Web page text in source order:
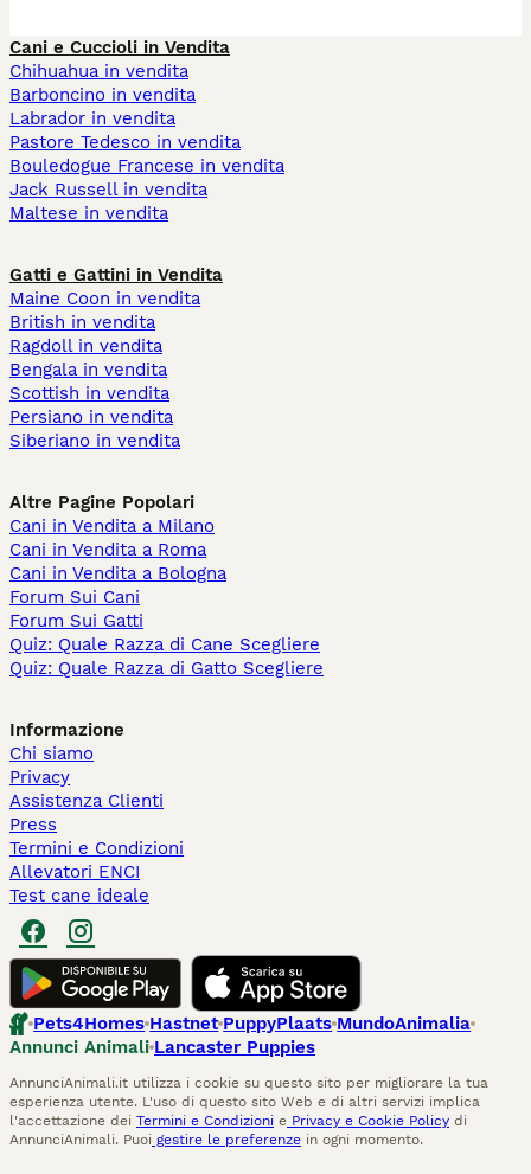
Cani e Cuccioli in Vendita
Chihuahua in vendita
Barboncino in vendita
Labrador in vendita
Pastore Tedesco in vendita
Bouledogue Francese in vendita
Jack Russell in vendita
Maltese in vendita
Gatti e Gattini in Vendita
Maine Coon in vendita
British in vendita
Ragdoll in vendita
Bengala in vendita
Scottish in vendita
Persiano in vendita
Siberiano in vendita
Altre Pagine Popolari
Cani in Vendita a Milano
Cani in Vendita a Roma
Cani in Vendita a Bologna
Forum Sui Cani
Forum Sui Gatti
Quiz: Quale Razza di Cane Scegliere
Quiz: Quale Razza di Gatto Scegliere
Informazione
Chi siamo
Privacy
Assistenza Clienti
Press
Termini e Condizioni
Allevatori ENCI
Test cane ideale
Pets4Homes Hastnet PuppyPlaats MundoAnimalia
Annunci Animali Lancaster Puppies
AnnunciAnimali.it utilizza i cookie su questo sito per migliorare la tua
esperienza utente. L'uso di questo sito Web e di altri servizi implica
l'accettazione dei Termini e Condizioni e Privacy e Cookie Policy di
AnnunciAnimali. Puoi gestire le preferenze in ogni momento.